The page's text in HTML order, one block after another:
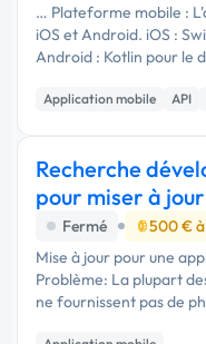
… Plateforme mobile :
iOS et Android. iOS :
Android : Kotlin pour le
: React Native ou
Application mobile API
Recherche
pour miser à
Fermé 500 €
Mise à jour pour une
Problème: La plupart
ne fournissent pas de
soit incorrecte (avec